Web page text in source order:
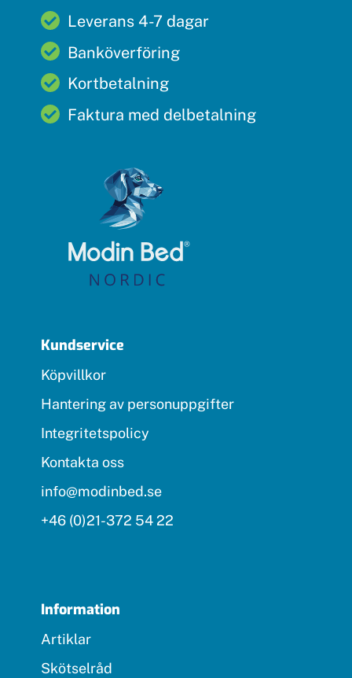
Leverans 4-7 dagar
Banköverföring
Kortbetalning
Faktura med delbetalning
Kundservice
Köpvillkor
Hantering av personuppgifter
Integritetspolicy
Kontakta oss
info@modinbed.se
+46 (0)21-372 54 22
Information
Artiklar
Skötselråd